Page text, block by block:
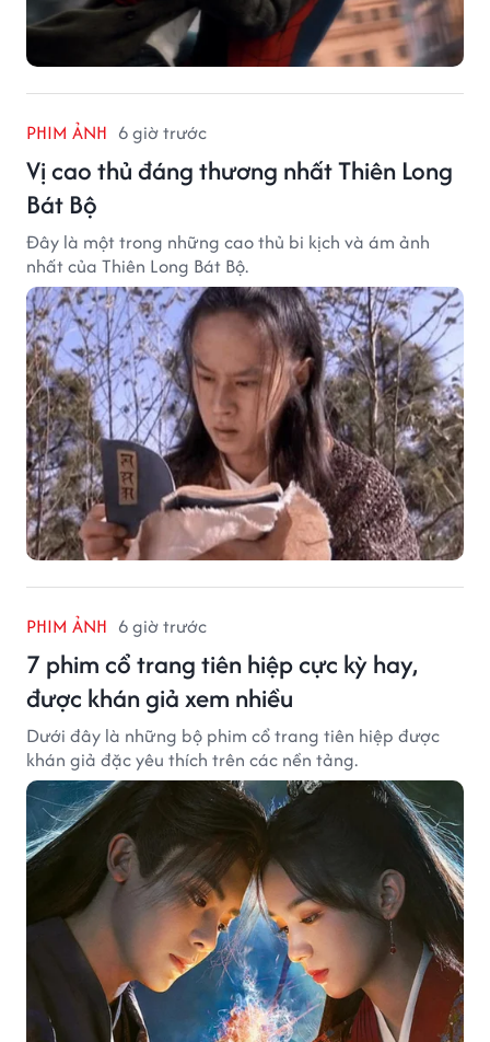
PHIM ẢNH 6 giờ trước
Vị cao thủ đáng thương nhất Thiên Long
Bát Bộ
Đây là một trong những cao thủ bi kịch và ám ảnh
nhất của Thiên Long Bát Bộ.
PHIM ẢNH 6 giờ trước
7 phim cổ trang tiên hiệp cực kỳ hay,
được khán giả xem nhiều
Dưới đây là những bộ phim cổ trang tiên hiệp được
khán giả đặc yêu thích trên các nền tảng.